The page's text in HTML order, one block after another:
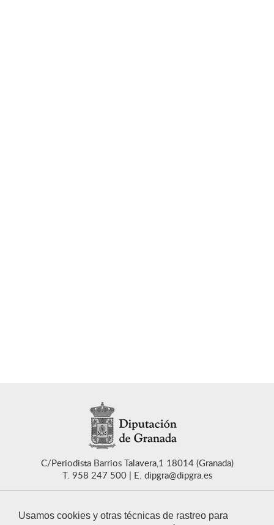
Usamos cookies y otras técnicas de rastreo para
C/Periodista Barrios Talavera,1 18014 (Granada)
T. 958 247 500
E. dipgra@dipgra.es